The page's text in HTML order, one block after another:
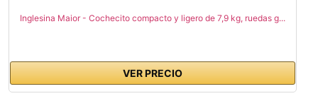
Inglesina Maior - Cochecito compacto y ligero de 7,9 kg, ruedas g...
VER PRECIO